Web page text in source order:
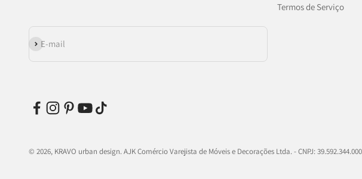
E-mail
Assinar
Termos de Serviço
© 2026, KRAVO urban design.AJK Comércio Varejista de Móveis e Decorações Ltda. - CNPJ: